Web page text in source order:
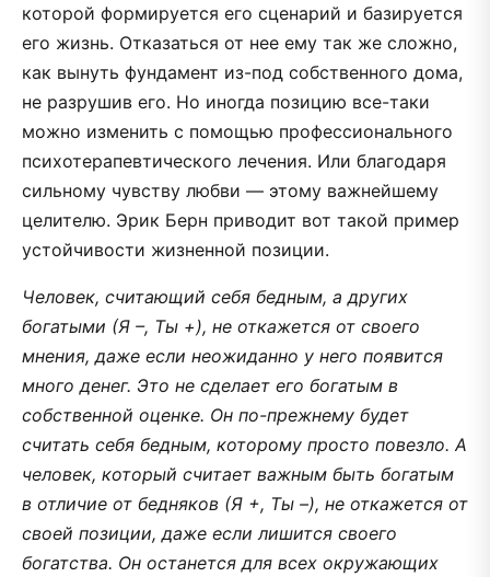
которой формируется его сценарий и базируется
его жизнь. Отказаться от нее ему так же сложно,
как вынуть фундамент из-под собственного дома,
не разрушив его. Но иногда позицию все-таки
можно изменить с помощью профессионального
психотерапевтического лечения. Или благодаря
сильному чувству любви — этому важнейшему
целителю. Эрик Берн приводит вот такой пример
устойчивости жизненной позиции.
Человек, считающий себя бедным, а других
богатыми (Я –, Ты +), не откажется от своего
мнения, даже если неожиданно у него появится
много денег. Это не сделает его богатым в
собственной оценке. Он по-прежнему будет
считать себя бедным, которому просто повезло. А
человек, который считает важным быть богатым
в отличие от бедняков (Я +, Ты –), не откажется от
своей позиции, даже если лишится своего
богатства. Он останется для всех окружающих